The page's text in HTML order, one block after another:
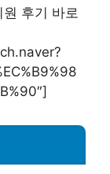
후기 바로